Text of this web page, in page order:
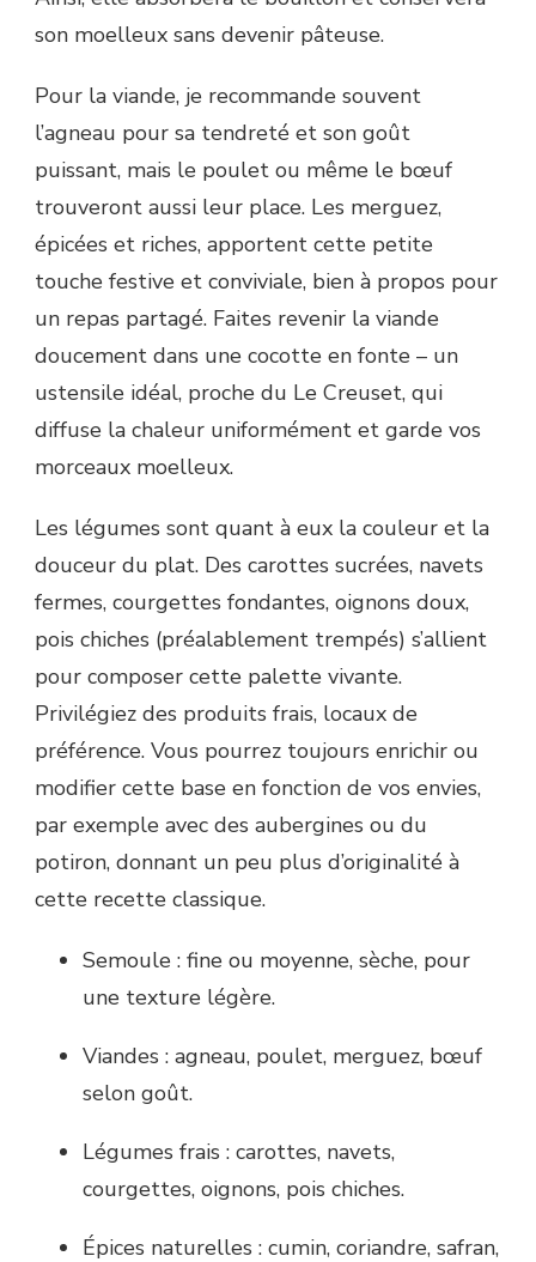
son moelleux sans devenir pâteuse.
Pour la viande, je recommande souvent
l’agneau pour sa tendreté et son goût
puissant, mais le poulet ou même le bœuf
trouveront aussi leur place. Les merguez,
épicées et riches, apportent cette petite
touche festive et conviviale, bien à propos pour
un repas partagé. Faites revenir la viande
doucement dans une cocotte en fonte – un
ustensile idéal, proche du Le Creuset, qui
diffuse la chaleur uniformément et garde vos
morceaux moelleux.
Les légumes sont quant à eux la couleur et la
douceur du plat. Des carottes sucrées, navets
fermes, courgettes fondantes, oignons doux,
pois chiches (préalablement trempés) s’allient
pour composer cette palette vivante.
Privilégiez des produits frais, locaux de
préférence. Vous pourrez toujours enrichir ou
modifier cette base en fonction de vos envies,
par exemple avec des aubergines ou du
potiron, donnant un peu plus d’originalité à
cette recette classique.
Semoule : fine ou moyenne, sèche, pour
une texture légère.
Viandes : agneau, poulet, merguez, bœuf
selon goût.
Légumes frais : carottes, navets,
courgettes, oignons, pois chiches.
Épices naturelles : cumin, coriandre, safran,